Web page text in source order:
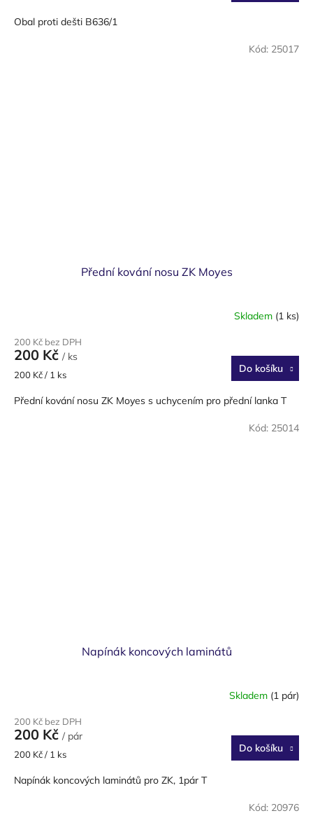
Obal proti dešti B636/1
Přední kování nosu ZK Moyes
Skladem (1 ks)
200 Kč bez DPH
200 Kč / ks
Měrná
200 Kč / 1 ks Do košíku
Přední kování nosu ZK Moyes s uchycením pro přední lanka T
Kód: 25017
Napínák koncových laminátů
Skladem (1 pár)
200 Kč bez DPH
200 Kč / pár
Měrná
200 Kč / 1 ks Do košíku
Napínák koncových laminátů pro ZK, 1pár T
Kód: 25014
Kód: 20976